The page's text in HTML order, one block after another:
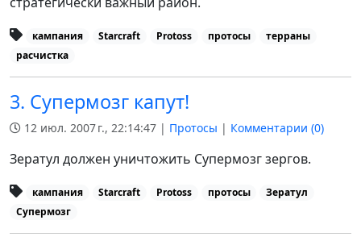
кампания Starcraft Protoss протосы
терраны
расчистка
3. Супермозг капут!
12 июл. 2007 г., 22:14:47 | Протосы | Комментарии (0)
Зератул должен уничтожить Супермозг зергов.
кампания Starcraft Protoss протосы
Зератул
Супермозг